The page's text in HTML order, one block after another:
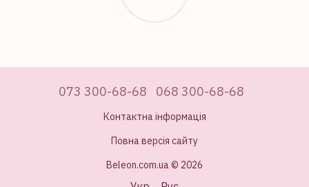
073 300-68-68 068 300-68-68
Контактна інформація
Повна версія сайту
Beleon.com.ua © 2026